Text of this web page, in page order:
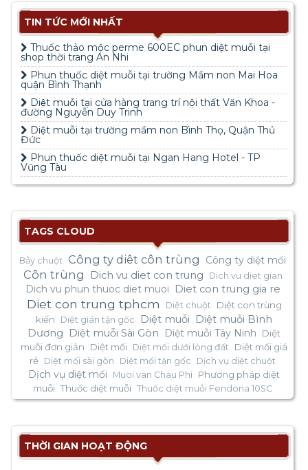
TIN TỨC MỚI NHẤT
Thuốc thảo mộc perme 600EC phun diệt muỗi tại
shop thời trang An Nhi
Phun thuốc diệt muỗi tại trường Mầm non Mai Hoa
quận Bình Thạnh
Diệt muỗi tại cửa hàng trang trí nội thất Văn Khoa -
đường Nguyễn Duy Trinh
Diệt muỗi tại trường mầm non Bình Thọ, Quận Thủ
Đức
Phun thuốc diệt muỗi tại Ngan Hang Hotel - TP
Vũng Tàu
TAGS CLOUD
Bẫy chuột Công ty diêt côn trùng Công ty diệt mối
Côn trùng Dich vu diet con trung Dich vu diet gian
Dich vu phun thuoc diet muoi Diet con trung gia re
Diet con trung tphcm Diệt chuột
Diệt con trùng
kiến
Diệt gián tận gốc Diệt muỗi
Diệt muỗi Bình
Dương
Diệt muỗi Sài Gòn Diệt muỗi Tây Ninh
Diệt
muỗi đơn giản
Diệt mối Diệt mối dưới lòng đất
Diệt mối giá
rẻ Diệt mối sài gòn Diệt mối tận gốc Dịch vụ diệt chuột
Dịch vụ diệt mối Muoi van Chau Phi
Phương pháp diệt
muỗi Thuốc diệt muỗi Thuốc diệt muỗi Fendona 10SC
THỜI GIAN HOẠT ĐỘNG